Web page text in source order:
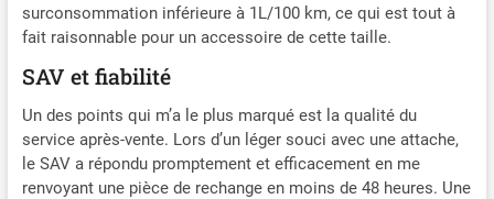
surconsommation inférieure à 1L/100 km, ce qui est tout à
fait raisonnable pour un accessoire de cette taille.
SAV et fiabilité
Un des points qui m’a le plus marqué est la qualité du
service après-vente. Lors d’un léger souci avec une attache,
le SAV a répondu promptement et efficacement en me
renvoyant une pièce de rechange en moins de 48 heures. Une